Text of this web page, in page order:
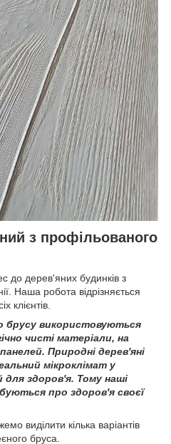
з профільованого
до дерев'яних будинків з
Наша робота відрізняється
клієнтів.
брусу використовуються
чисті матеріали, на
панелей. Природні дерев'яні
мікроклімат у
здоров'я. Тому наші
про здоров'я своєї
виділити кілька варіантів
бруса.